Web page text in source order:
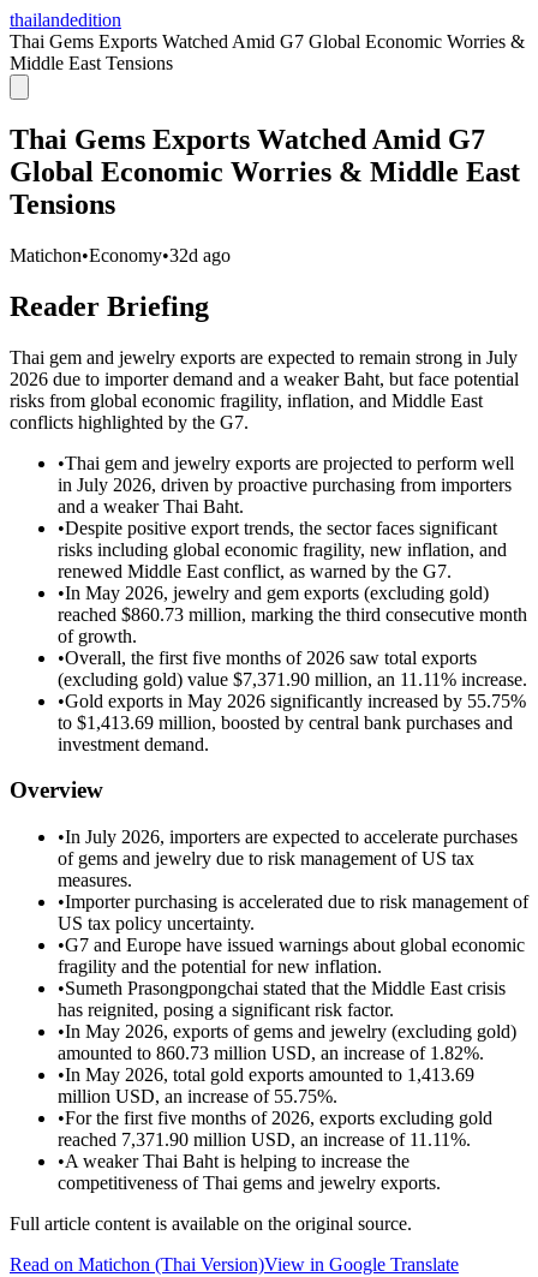
thailandedition
Thai Gems Exports Watched Amid G7 Global Economic Worries &
Middle East Tensions
Thai Gems Exports Watched Amid G7
Global Economic Worries & Middle East
Tensions
Matichon•Economy•32d ago
Reader Briefing
Thai gem and jewelry exports are expected to remain strong in July
2026 due to importer demand and a weaker Baht, but face potential
risks from global economic fragility, inflation, and Middle East
conflicts highlighted by the G7.
•Thai gem and jewelry exports are projected to perform well
in July 2026, driven by proactive purchasing from importers
and a weaker Thai Baht.
•Despite positive export trends, the sector faces significant
risks including global economic fragility, new inflation, and
renewed Middle East conflict, as warned by the G7.
•In May 2026, jewelry and gem exports (excluding gold)
reached $860.73 million, marking the third consecutive month
of growth.
•Overall, the first five months of 2026 saw total exports
(excluding gold) value $7,371.90 million, an 11.11% increase.
•Gold exports in May 2026 significantly increased by 55.75%
to $1,413.69 million, boosted by central bank purchases and
investment demand.
Overview
•In July 2026, importers are expected to accelerate purchases
of gems and jewelry due to risk management of US tax
measures.
•Importer purchasing is accelerated due to risk management of
US tax policy uncertainty.
•G7 and Europe have issued warnings about global economic
fragility and the potential for new inflation.
•Sumeth Prasongpongchai stated that the Middle East crisis
has reignited, posing a significant risk factor.
•In May 2026, exports of gems and jewelry (excluding gold)
amounted to 860.73 million USD, an increase of 1.82%.
•In May 2026, total gold exports amounted to 1,413.69
million USD, an increase of 55.75%.
•For the first five months of 2026, exports excluding gold
reached 7,371.90 million USD, an increase of 11.11%.
•A weaker Thai Baht is helping to increase the
competitiveness of Thai gems and jewelry exports.
Full article content is available on the original source.
Read on Matichon (Thai Version)View in Google Translate